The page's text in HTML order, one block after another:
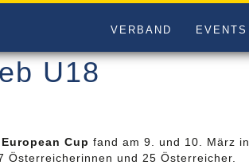
VERBAND EVENTS
U18
European Cup fand am 9. und 10. März in
Österreicherinnen und 25 Österreicher.